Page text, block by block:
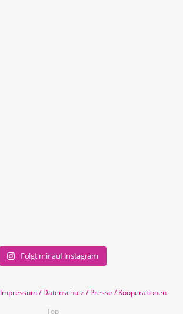
Folgt mir auf Instagram
Impressum/Datenschutz/Presse /Kooperationen
Top